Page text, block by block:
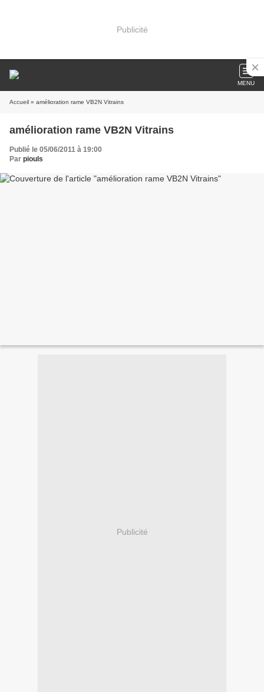
Publicité
MENU
Accueil » amélioration rame VB2N Vitrains
amélioration rame VB2N Vitrains
Publié le 05/06/2011 à 19:00
Par piouls
Publicité